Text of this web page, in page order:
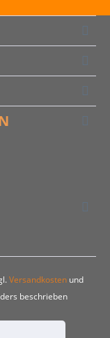
Versandkosten und
beschrieben